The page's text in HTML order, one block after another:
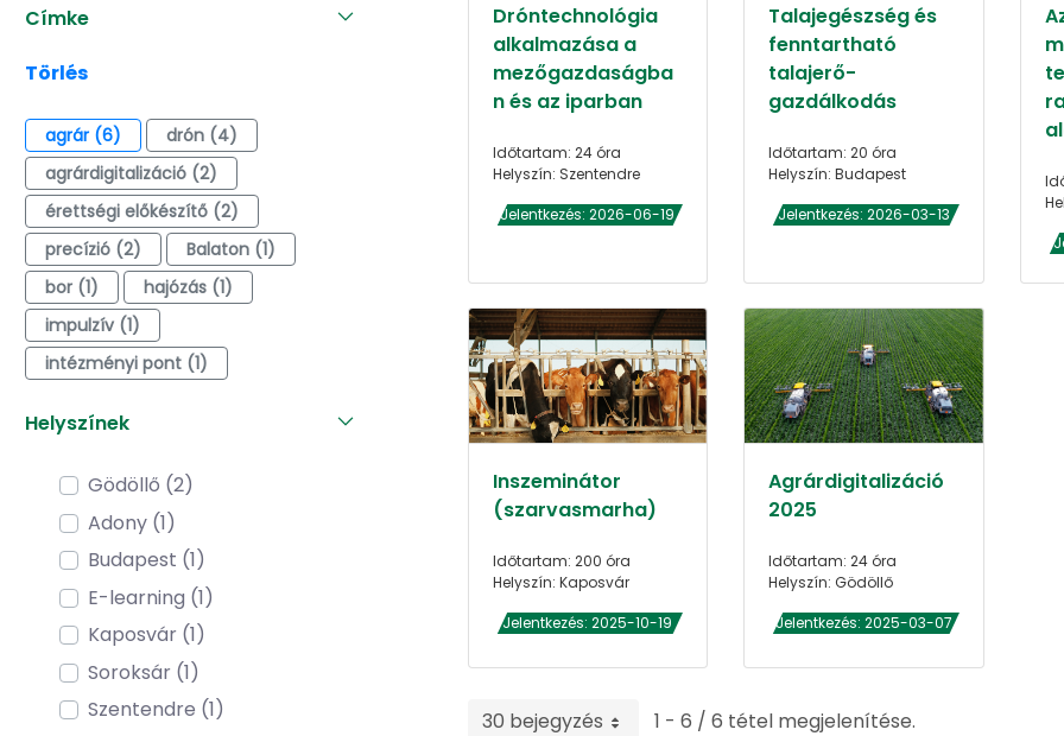
Címke
Törlés
agrár (6)
drón (4)
agrárdigitalizáció (2)
érettségi előkészítő (2)
precízió (2)
Balaton (1)
bor (1)
hajózás (1)
impulzív (1)
intézményi pont (1)
Helyszínek
Gödöllő (2)
Adony (1)
Budapest (1)
E-learning (1)
Kaposvár (1)
Soroksár (1)
Szentendre (1)
Dróntechnológia
alkalmazása a
mezőgazdaságba
n és az iparban
Időtartam: 24 óra
Helyszín: Szentendre
Jelentkezés: 2026-06-19
Talajegészség és
fenntartható
talajerő-
gazdálkodás
Időtartam: 20 óra
Helyszín: Budapest
Jelentkezés: 2026-03-13
Inszeminátor
(szarvasmarha)
Időtartam: 200 óra
Helyszín: Kaposvár
Jelentkezés: 2025-10-19
Agrárdigitalizáció
2025
Időtartam: 24 óra
Helyszín: Gödöllő
Jelentkezés: 2025-03-07
30 bejegyzés 1 - 6 / 6 tétel megjelenítése.